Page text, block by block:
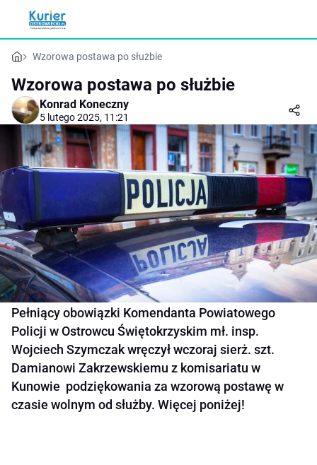
Wzorowa postawa po służbie
Wzorowa postawa po służbie
Konrad Koneczny
5 lutego 2025, 11:21
Pełniący obowiązki Komendanta Powiatowego
Policji w Ostrowcu Świętokrzyskim mł. insp.
Wojciech Szymczak wręczył wczoraj sierż. szt.
Damianowi Zakrzewskiemu z komisariatu w
Kunowie podziękowania za wzorową postawę w
czasie wolnym od służby. Więcej poniżej!